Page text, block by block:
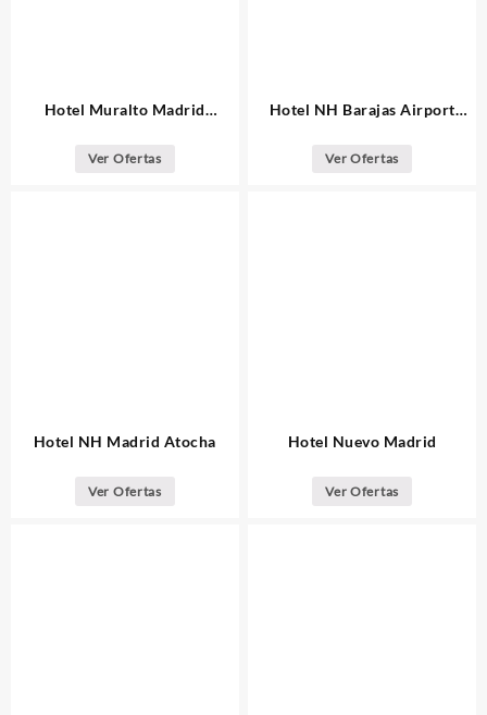
Hotel Muralto Madrid
Ver Ofertas
Hotel NH Barajas Airport
Ver Ofertas
Hotel NH Madrid Atocha
Ver Ofertas
Hotel Nuevo Madrid
Ver Ofertas